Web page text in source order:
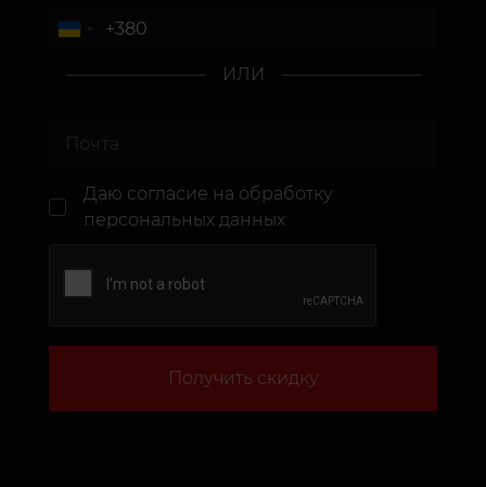
ИЛИ
Даю согласие на обработку
персональных данных
Получить скидку